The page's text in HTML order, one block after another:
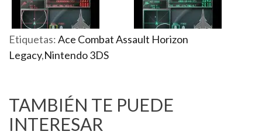
Etiquetas:Ace Combat Assault Horizon
Legacy,Nintendo 3DS
TAMBIÉN TE PUEDE
INTERESAR